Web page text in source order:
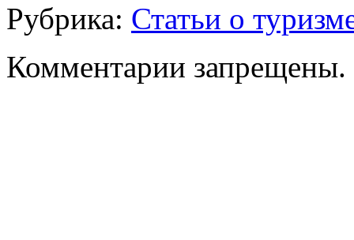
Рубрика: Статьи о
Комментарии запрещены.